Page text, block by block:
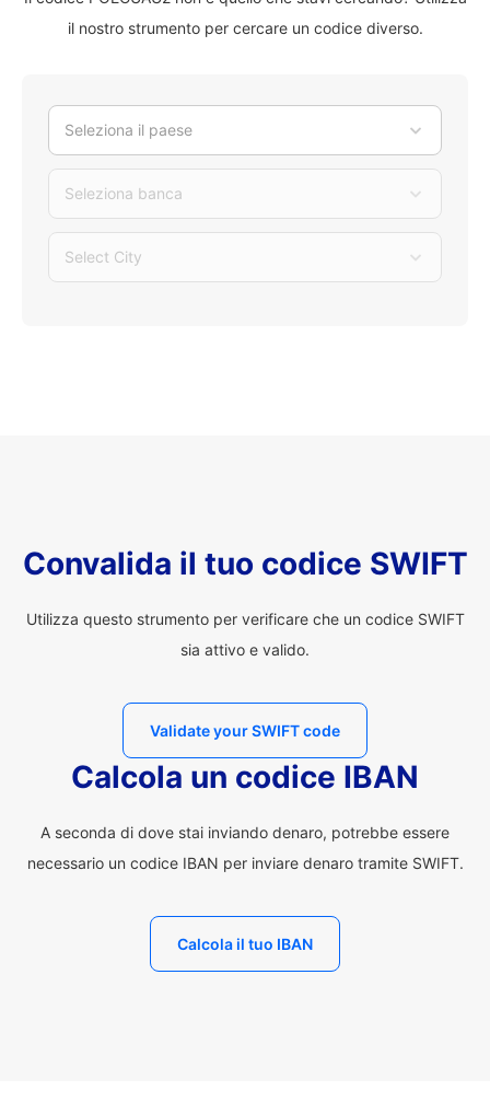
il nostro strumento per cercare un codice diverso.
Seleziona il paese
Seleziona banca
Select City
Convalida il tuo codice SWIFT
Utilizza questo strumento per verificare che un codice SWIFT
sia attivo e valido.
Validate your SWIFT code
Calcola un codice IBAN
A seconda di dove stai inviando denaro, potrebbe essere
necessario un codice IBAN per inviare denaro tramite SWIFT.
Calcola il tuo IBAN